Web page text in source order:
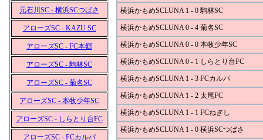
元石川SC - 横浜SCつばさ
アローズSC - KAZU SC
アローズSC - FC本郷
アローズSC - 駒林SC
アローズSC - 菊名SC
アローズSC - 本牧少年SC
アローズSC - しらとり台FC
アローズSC - FCカルパ
横浜かもめSCLUNA 1 - 0 駒林SC
横浜かもめSCLUNA 0 - 4 菊名SC
横浜かもめSCLUNA 0 - 0 本牧少年SC
横浜かもめSCLUNA 0 - 1 しらとり台FC
横浜かもめSCLUNA 1 - 3 FCカルパ
横浜かもめSCLUNA 1 - 2 太尾FC
横浜かもめSCLUNA 1 - 1 FCねぎし
横浜かもめSCLUNA 1 - 0 横浜SCつばさ